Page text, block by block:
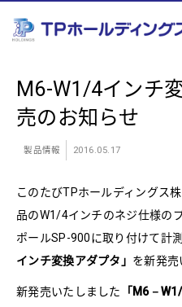
M6-W1/4インチ
売のお知らせ
製品情報 2016.05.17
このたびTPホールディングス
品のW1/4インチのネジ仕様の
ポールSP-900に取り付けて計
インチ変換アダプタ」 を新発売
新発売いたしました 「M6－